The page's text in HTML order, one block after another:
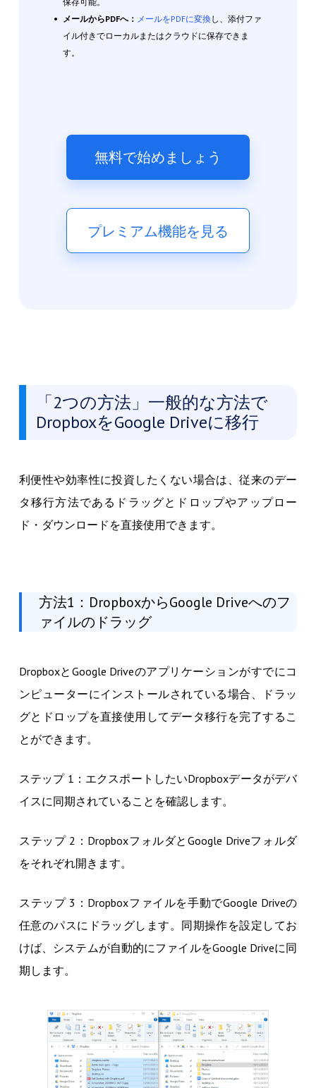
メールからPDFへ： メールをPDFに変換 し、添付ファ
イル付きでローカルまたはクラウドに保存できま
す。
無料で始めましょう
プレミアム機能を見る
「2つの方法」一般的な方法で
DropboxをGoogle Driveに移行
利便性や効率性に投資したくない場合は、従来のデー
タ移行方法であるドラッグとドロップやアップロー
ド・ダウンロードを直接使用できます。
方法1：DropboxからGoogle Driveへのフ
ァイルのドラッグ
DropboxとGoogle Driveのアプリケーションがすでにコ
ンピューターにインストールされている場合、ドラッ
グとドロップを直接使用してデータ移行を完了するこ
とができます。
ステップ 1：エクスポートしたいDropboxデータがデバ
イスに同期されていることを確認します。
ステップ 2：DropboxフォルダとGoogle Driveフォルダ
をそれぞれ開きます。
ステップ 3：Dropboxファイルを手動でGoogle Driveの
任意のパスにドラッグします。同期操作を設定してお
けば、システムが自動的にファイルをGoogle Driveに同
期します。